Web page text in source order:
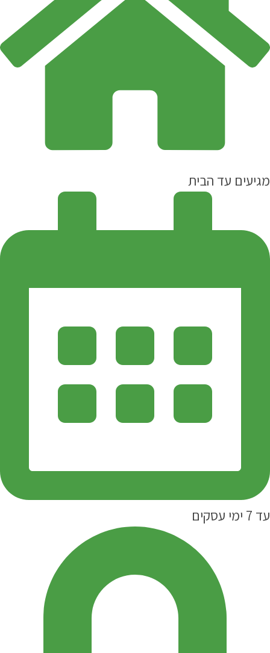
מגיעים עד הבית
עד 7 ימי עסקים